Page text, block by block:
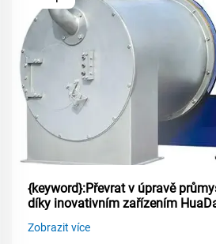
{keyword}:Převrat v úpravě
díky inovativním zařízením
Zobrazit více